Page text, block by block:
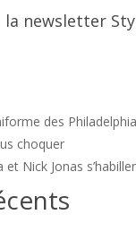
des
choquer
et Nick Jonas